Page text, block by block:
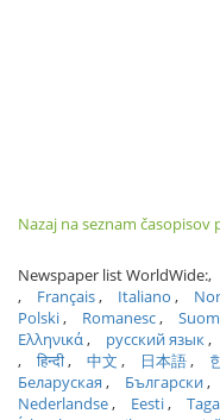
Nazaj na seznam časopisov
Newspaper list WorldWide:
Français
Italiano
Polski
Romanesc
Ελληνικά
русский язык
हिन्दी
中文 日本語
Беларуская
Български
Nederlandse
Eesti